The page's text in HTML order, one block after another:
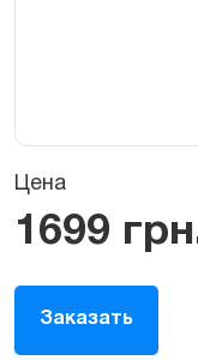
Цена
1699
Заказать